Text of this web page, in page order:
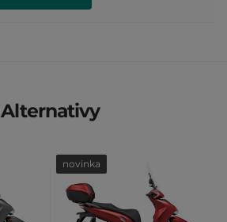
Alternativy
novinka